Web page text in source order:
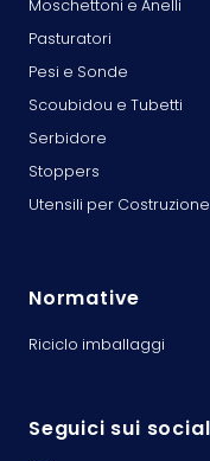
Moschettoni e Anelli
Pasturatori
Pesi e Sonde
Scoubidou e Tubetti
Serbidore
Stoppers
Utensili per Costruzione
Normative
Riciclo imballaggi
Seguici sui social